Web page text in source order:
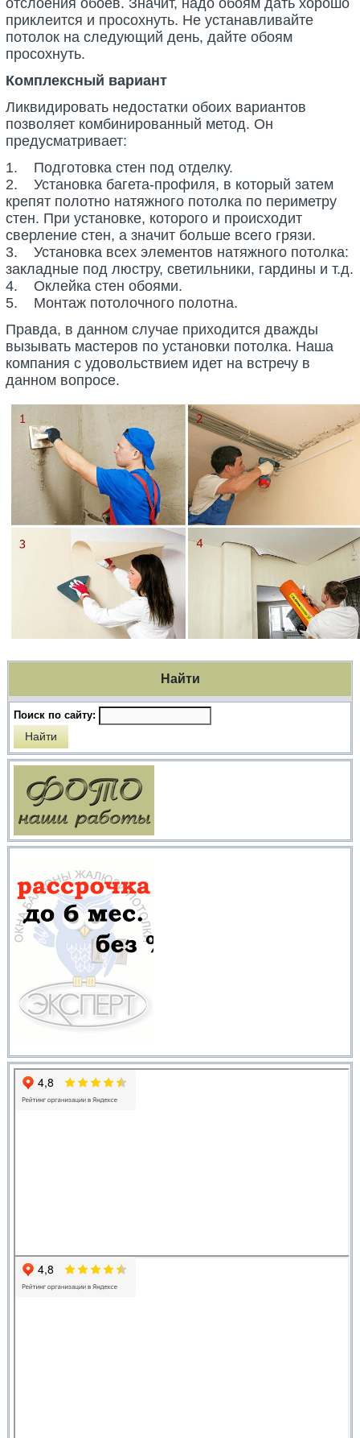
приклеится и просохнуть. Не устанавливайте
потолок на следующий день, дайте обоям
просохнуть.
Комплексный вариант
Ликвидировать недостатки обоих вариантов
позволяет комбинированный метод. Он
предусматривает:
1. Подготовка стен под отделку.
2. Установка багета-профиля, в который затем
крепят полотно натяжного потолка по периметру
стен. При установке, которого и происходит
сверление стен, а значит больше всего грязи.
3. Установка всех элементов натяжного потолка:
закладные под люстру, светильники, гардины и т.д.
4. Оклейка стен обоями.
5. Монтаж потолочного полотна.
Правда, в данном случае приходится дважды
вызывать мастеров по установки потолка. Наша
компания с удовольствием идет на встречу в
данном вопросе.
Найти
Поиск по сайту: